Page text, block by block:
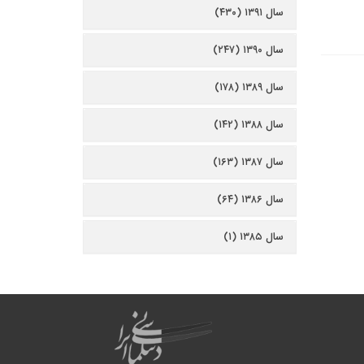
سال ۱۳۹۱ (۴۳۰)
سال ۱۳۹۰ (۲۴۷)
سال ۱۳۸۹ (۱۷۸)
سال ۱۳۸۸ (۱۴۲)
سال ۱۳۸۷ (۱۶۳)
سال ۱۳۸۶ (۶۴)
سال ۱۳۸۵ (۱)